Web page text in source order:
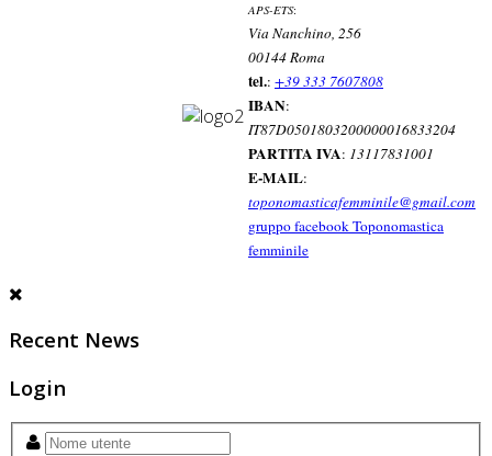
APS-ETS:
Via Nanchino, 256
00144 Roma
tel.: +39 333 7607808
IBAN:
IT87D0501803200000016833204
PARTITA IVA: 13117831001
E-MAIL:
toponomasticafemminile@gmail.com
gruppo facebook Toponomastica
femminile
Recent News
Login